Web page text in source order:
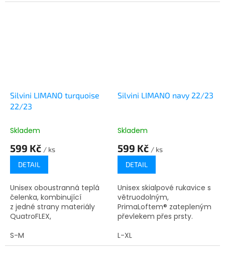
Silvini LIMANO turquoise
22/23
Skladem
599 Kč / ks
DETAIL
Unisex oboustranná teplá
čelenka, kombinující
z jedné strany materiály
QuatroFLEX,
z druhé strany QuatroFLEX
Light.
S-M
Silvini LIMANO navy 22/23
Skladem
599 Kč / ks
DETAIL
Unisex skialpové rukavice s
větruodolným,
PrimaLoftem® zatepleným
převlekem přes prsty.
kapsičky na hřbetu ruky.
Prsty jsou z pružného a
L-XL